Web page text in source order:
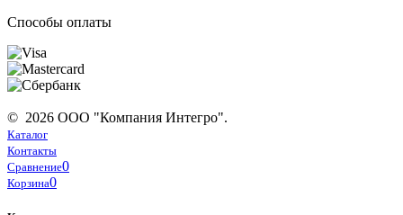
Способы оплаты
© 2026 ООО "Компания Интегро".
Каталог
Контакты
Сравнение0
Корзина0